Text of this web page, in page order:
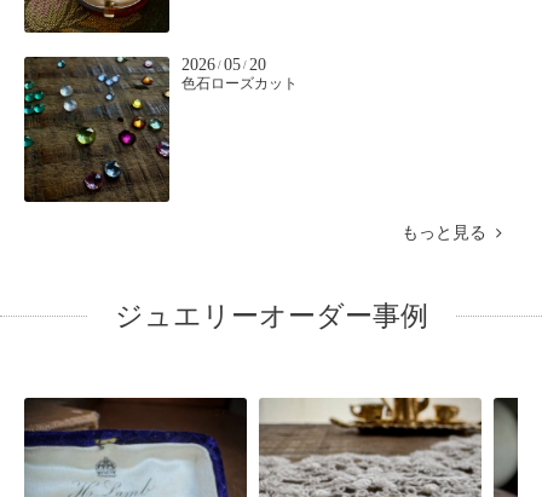
2026 / 05 / 20
色石ローズカット
もっと見る
ジュエリーオーダー事例